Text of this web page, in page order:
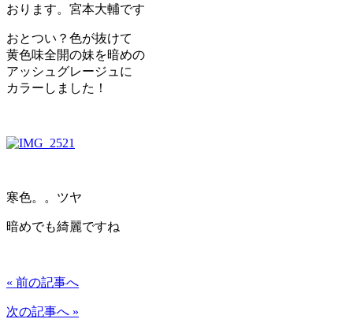
おります。宮本大輔です
おとつい？色が抜けて
黄色味全開の妹を暗めの
アッシュグレージュに
カラーしました！
寒色。。ツヤ
暗めでも綺麗ですね
« 前の記事へ
次の記事へ »